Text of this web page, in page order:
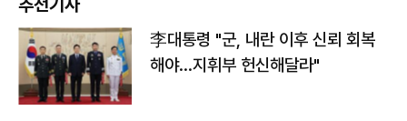
추천기사
李대통령 "군, 내란 이후 신뢰 회복
해야…지휘부 헌신해달라"